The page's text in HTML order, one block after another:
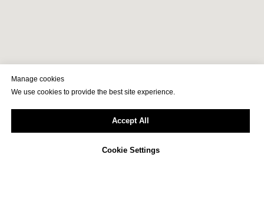
Manage cookies
We use cookies to provide the best site experience.
Accept All
Cookie Settings